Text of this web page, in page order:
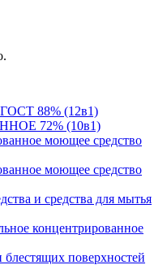
88% (12в1)
72% (10в1)
моющее средство
моющее средство
и средства для мытья
концентрированное
блестящих поверхностей